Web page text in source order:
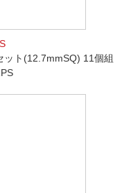
ット(12.7mmSQ) 11個組